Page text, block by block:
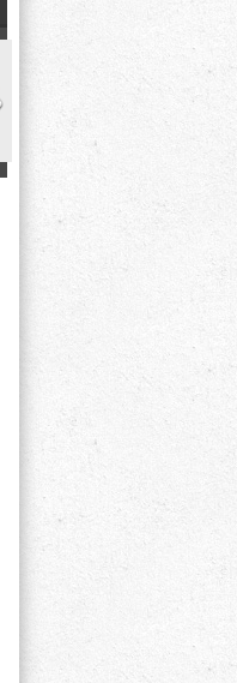
19 May 2024
Análisis de
Liga
23/24: